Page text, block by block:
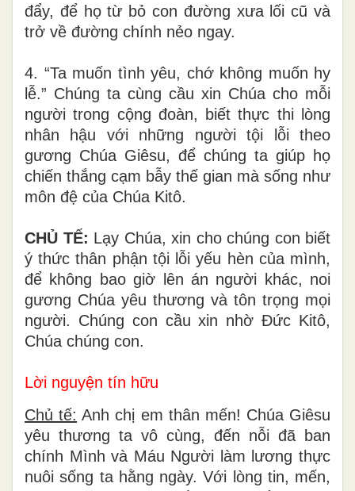
đẩy, để họ từ bỏ con đường xưa lối cũ và
trở về đường chính nẻo ngay.
4. “Ta muốn tình yêu, chớ không muốn hy
lễ.” Chúng ta cùng cầu xin Chúa cho mỗi
người trong cộng đoàn, biết thực thi lòng
nhân hậu với những người tội lỗi theo
gương Chúa Giêsu, để chúng ta giúp họ
chiến thắng cạm bẫy thế gian mà sống như
môn đệ của Chúa Kitô.
CHỦ TẾ: Lạy Chúa, xin cho chúng con biết
ý thức thân phận tội lỗi yếu hèn của mình,
để không bao giờ lên án người khác, noi
gương Chúa yêu thương và tôn trọng mọi
người. Chúng con cầu xin nhờ Đức Kitô,
Chúa chúng con.
Lời nguyện tín hữu
Chủ tế: Anh chị em thân mến! Chúa Giêsu
yêu thương ta vô cùng, đến nỗi đã ban
chính Mình và Máu Người làm lương thực
nuôi sống ta hằng ngày. Với lòng tin, mến,